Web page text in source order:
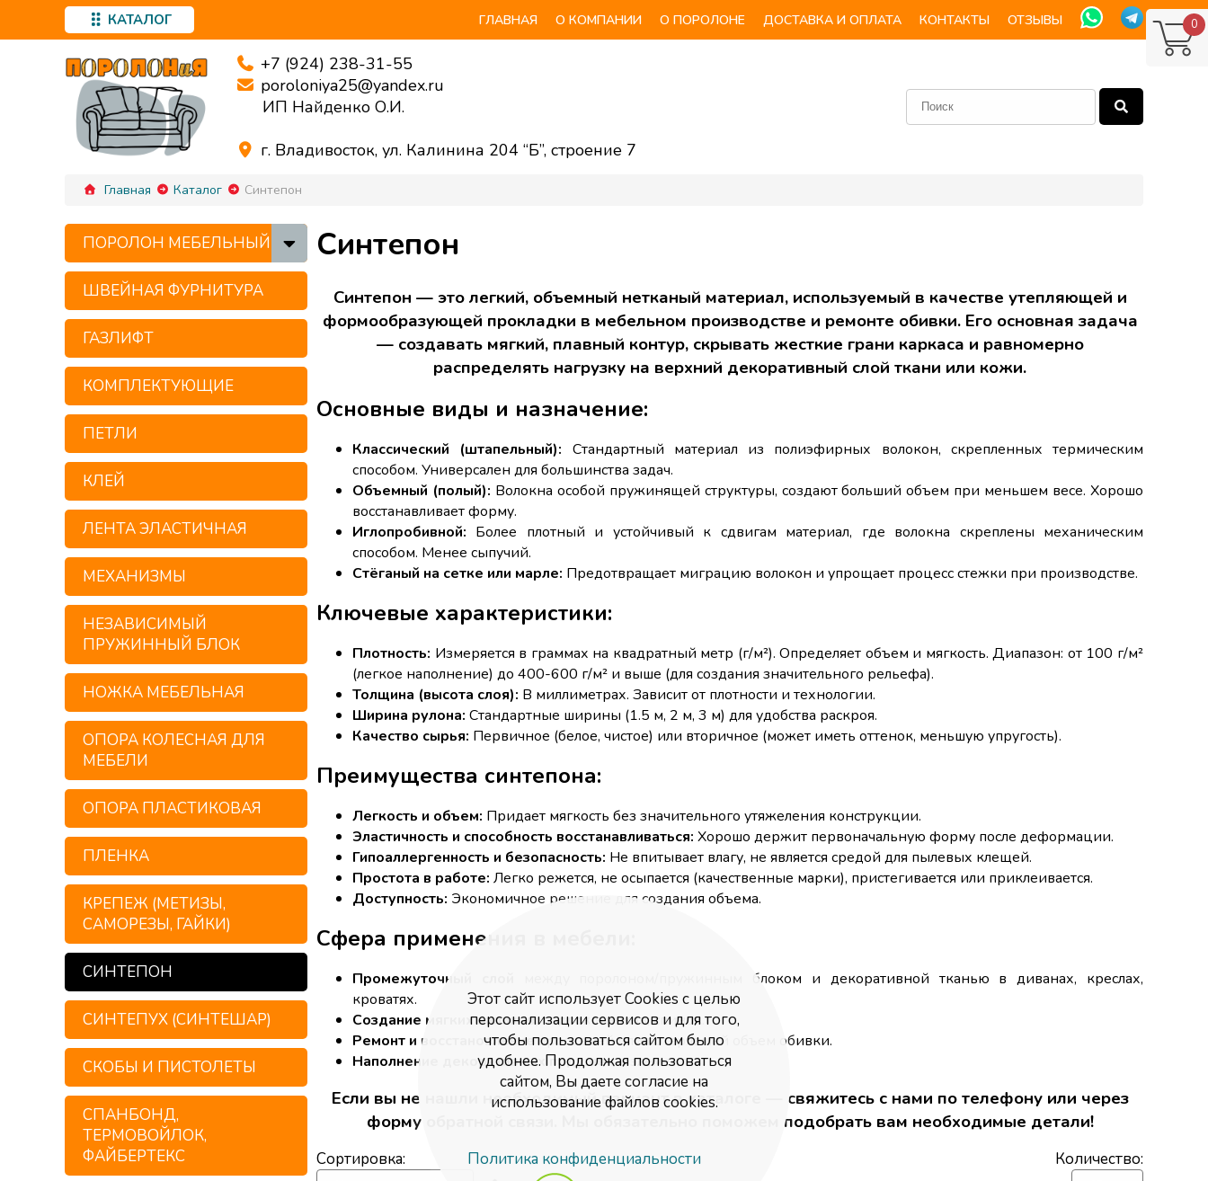
Этот сайт использует Cookies с целью
персонализации сервисов и для того,
чтобы пользоваться сайтом было
удобнее. Продолжая пользоваться
сайтом, Вы даете согласие на
использование файлов cookies.
Политика конфиденциальности
КАТАЛОГ ГЛАВНАЯ О КОМПАНИИ О ПОРОЛОНЕ ДОСТАВКА И ОПЛАТА КОНТАКТЫ ОТЗЫВЫ
+7 (924) 238-31-55
poroloniya25@yandex.ru
ИП Найденко О.И.
г. Владивосток, ул. Калинина 204 “Б”, строение 7
0
Главная Каталог Синтепон
ПОРОЛОН МЕБЕЛЬНЫЙ
ШВЕЙНАЯ ФУРНИТУРА
ГАЗЛИФТ
КОМПЛЕКТУЮЩИЕ
ПЕТЛИ
КЛЕЙ
ЛЕНТА ЭЛАСТИЧНАЯ
МЕХАНИЗМЫ
НЕЗАВИСИМЫЙ
ПРУЖИННЫЙ БЛОК
НОЖКА МЕБЕЛЬНАЯ
ОПОРА КОЛЕСНАЯ ДЛЯ
МЕБЕЛИ
ОПОРА ПЛАСТИКОВАЯ
ПЛЕНКА
КРЕПЕЖ (МЕТИЗЫ,
САМОРЕЗЫ, ГАЙКИ)
СИНТЕПОН
СИНТЕПУХ (СИНТЕШАР)
СКОБЫ И ПИСТОЛЕТЫ
СПАНБОНД,
ТЕРМОВОЙЛОК,
ФАЙБЕРТЕКС
Синтепон
Синтепон — это легкий, объемный нетканый материал, используемый в качестве утепляющей и
формообразующей прокладки в мебельном производстве и ремонте обивки. Его основная задача
— создавать мягкий, плавный контур, скрывать жесткие грани каркаса и равномерно
распределять нагрузку на верхний декоративный слой ткани или кожи.
Основные виды и назначение:
Классический (штапельный): Стандартный материал из полиэфирных волокон, скрепленных термическим
способом. Универсален для большинства задач.
Объемный (полый): Волокна особой пружинящей структуры, создают больший объем при меньшем весе. Хорошо
восстанавливает форму.
Иглопробивной: Более плотный и устойчивый к сдвигам материал, где волокна скреплены механическим
способом. Менее сыпучий.
Стёганый на сетке или марле: Предотвращает миграцию волокон и упрощает процесс стежки при производстве.
Ключевые характеристики:
Плотность: Измеряется в граммах на квадратный метр (г/м²). Определяет объем и мягкость. Диапазон: от 100 г/м²
(легкое наполнение) до 400-600 г/м² и выше (для создания значительного рельефа).
Толщина (высота слоя): В миллиметрах. Зависит от плотности и технологии.
Ширина рулона: Стандартные ширины (1.5 м, 2 м, 3 м) для удобства раскроя.
Качество сырья: Первичное (белое, чистое) или вторичное (может иметь оттенок, меньшую упругость).
Преимущества синтепона:
Легкость и объем: Придает мягкость без значительного утяжеления конструкции.
Эластичность и способность восстанавливаться: Хорошо держит первоначальную форму после деформации.
Гипоаллергенность и безопасность: Не впитывает влагу, не является средой для пылевых клещей.
Простота в работе: Легко режется, не осыпается (качественные марки), пристегивается или приклеивается.
Доступность: Экономичное решение для создания объема.
Сфера применения в мебели:
Промежуточный слой
между поролоном/пружинным блоком и декоративной тканью в диванах, креслах,
кроватях.
Создание мягких валиков,подлокотников, спинок.
Ремонт и восстановлениепросевшей или потерявшей объем обивки.
Наполнение декоративных подушеки элементов.
Если вы не нашли необходимый вариант в каталоге — свяжитесь с нами по телефону или через
форму обратной связи. Мы обязательно поможем подобрать вам необходимые детали!
Сортировка: Количество: